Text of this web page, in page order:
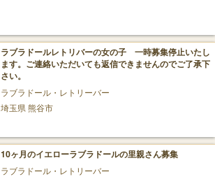
ラブラドールレトリバーの女の子 一時募集停止いたし
ます。ご連絡いただいても返信できませんのでご了承下
さい。
ラブラドール・レトリーバー
埼玉県 熊谷市
10ヶ月のイエローラブラドールの里親さん募集
ラブラドール・レトリーバー